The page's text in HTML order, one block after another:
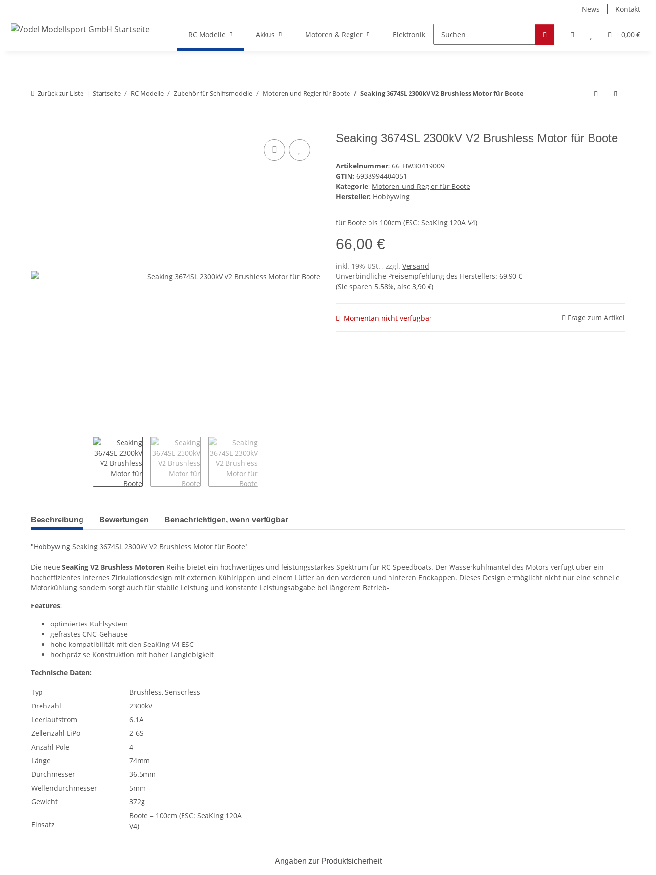
News Kontakt
0,00 €
RC Modelle Akkus Motoren & Regler Elektronik Zubehör Hobby & Freizeit Werkstoffe
Zurück zur Liste Startseite RC Modelle Zubehör für Schiffsmodelle Motoren und Regler für Boote Seaking 3674SL 2300kV V2 Brushless Motor für Boote
Seaking 3674SL 2300kV V2 Brushless Motor für Boote
Artikelnummer: 66-HW30419009
GTIN: 6938994404051
Kategorie: Motoren und Regler für Boote
Hersteller: Hobbywing
für Boote bis 100cm (ESC: SeaKing 120A V4)
66,00 €
inkl. 19% USt. , zzgl. Versand
Unverbindliche Preisempfehlung des Herstellers: 69,90 €
(Sie sparen 5.58%, also 3,90 €)
Momentan nicht verfügbar Frage zum Artikel
weitere Registerkarten anzeigen
Beschreibung Bewertungen Benachrichtigen, wenn verfügbar
"Hobbywing Seaking 3674SL 2300kV V2 Brushless Motor für Boote"
Die neue SeaKing V2 Brushless Motoren-Reihe bietet ein hochwertiges und leistungsstarkes Spektrum für RC-Speedboats. Der Wasserkühlmantel des Motors verfügt über ein
hocheffizientes internes Zirkulationsdesign mit externen Kühlrippen und einem Lüfter an den vorderen und hinteren Endkappen. Dieses Design ermöglicht nicht nur eine schnelle
Motorkühlung sondern sorgt auch für stabile Leistung und konstante Leistungsabgabe bei längerem Betrieb-
Features:
optimiertes Kühlsystem
gefrästes CNC-Gehäuse
hohe kompatibilität mit den SeaKing V4 ESC
hochpräzise Konstruktion mit hoher Langlebigkeit
Technische Daten:
Typ
Brushless, Sensorless
Drehzahl
2300kV
Leerlaufstrom
6.1A
Zellenzahl LiPo
2-6S
Anzahl Pole
4
Länge
74mm
Durchmesser
36.5mm
Wellendurchmesser
5mm
Gewicht
372g
Einsatz
Boote = 100cm (ESC: SeaKing 120A
V4)
Angaben zur Produktsicherheit